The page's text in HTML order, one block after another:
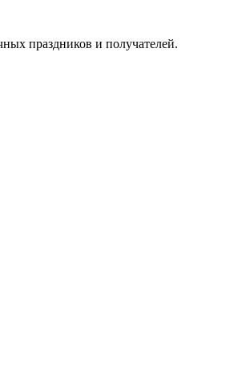
праздников и получателей.